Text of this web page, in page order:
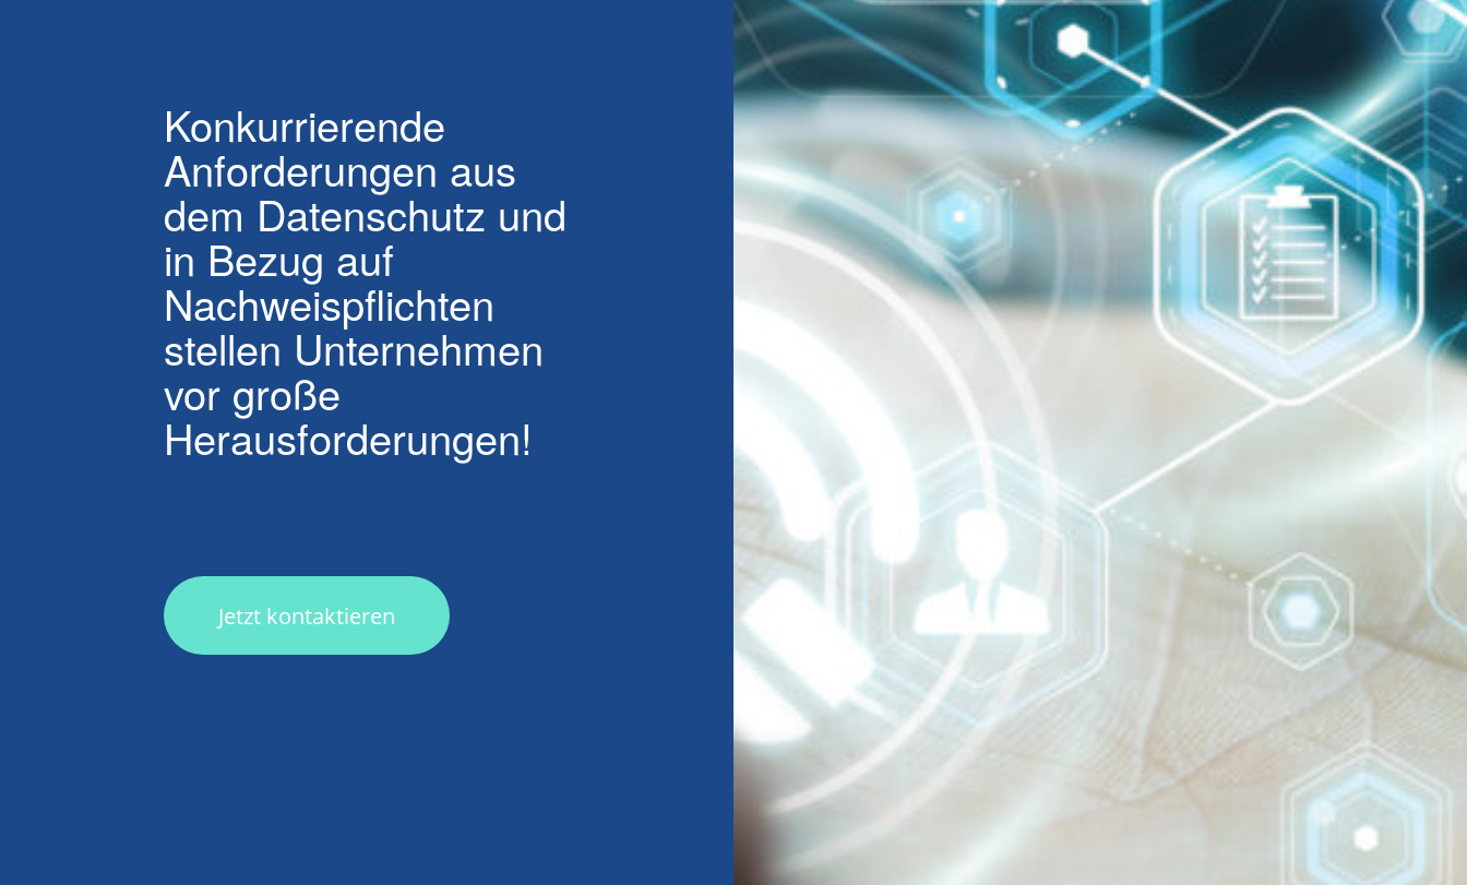
Konkurrierende
Anforderungen aus
dem Datenschutz und
in Bezug auf
Nachweispflichten
stellen Unternehmen
vor große
Herausforderungen!
Jetzt kontaktieren